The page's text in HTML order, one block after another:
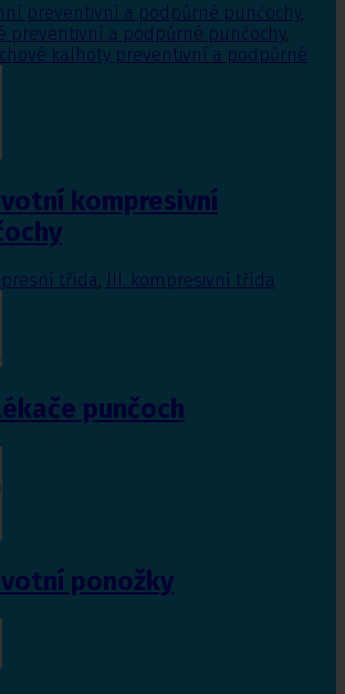
preventivní a podpůrné punčochy,
preventivní a podpůrné punčochy,
kalhoty preventivní a podpůrné
kompresivní
třída III. kompresivní třída
punčoch
ponožky